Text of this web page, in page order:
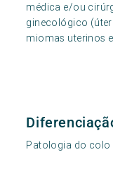
médica e/ou
ginecológico
miomas uterinos
Patologia do colo